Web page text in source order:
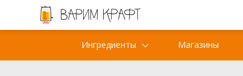
Ингредиенты Магазины